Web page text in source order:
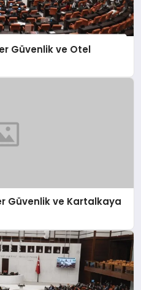
Güvenlik ve Otel
Güvenlik ve Kartalkaya